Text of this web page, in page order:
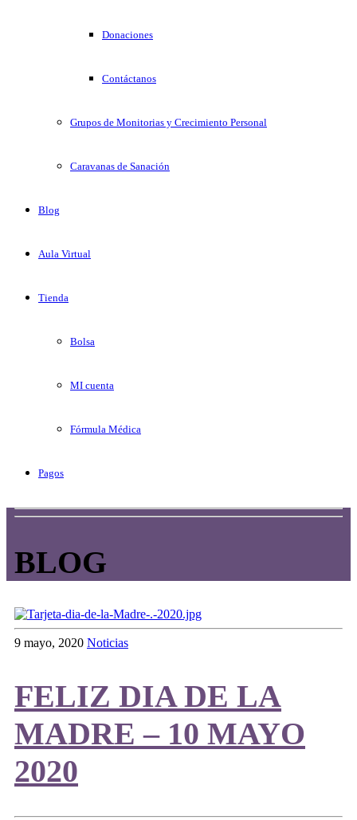
Donaciones
Contáctanos
Grupos de Monitorias y Crecimiento Personal
Caravanas de Sanación
Blog
Aula Virtual
Tienda
Bolsa
MI cuenta
Fórmula Médica
Pagos
BLOG
9 mayo, 2020 Noticias
FELIZ DIA DE LA
MADRE – 10 MAYO
2020